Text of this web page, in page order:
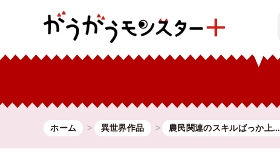
ホーム 異世界作品 農民関連のスキルばっか上...